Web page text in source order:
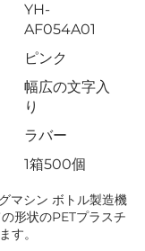
YH-
AF054A01
ピンク
幅広の文字入
り
ラバー
1箱500個
マシン ボトル製造機
形状のPETプラスチ
す。